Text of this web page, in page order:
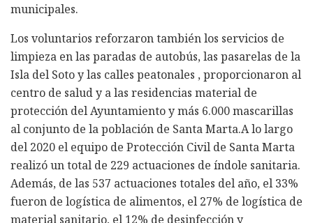
municipales.
Los voluntarios reforzaron también los servicios de
limpieza en las paradas de autobús, las pasarelas de la
Isla del Soto y las calles peatonales , proporcionaron al
centro de salud y a las residencias material de
protección del Ayuntamiento y más 6.000 mascarillas
al conjunto de la población de Santa Marta.A lo largo
del 2020 el equipo de Protección Civil de Santa Marta
realizó un total de 229 actuaciones de índole sanitaria.
Además, de las 537 actuaciones totales del año, el 33%
fueron de logística de alimentos, el 27% de logística de
material sanitario, el 12% de desinfección y